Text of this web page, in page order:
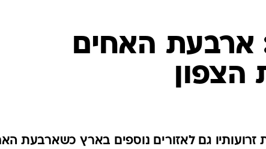
האחים
זרועותיו גם לאזורים נוספים בארץ כשארבעת